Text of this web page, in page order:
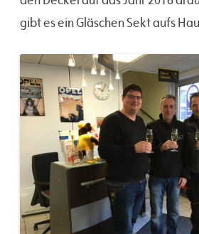
gibt es ein Gläschen Sekt aufs